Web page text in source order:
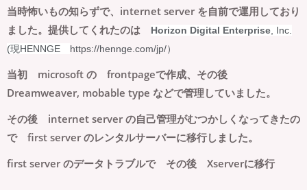
当時怖いもの知らずで、internet server を自前で運用しており
ました。提供してくれたのは
Horizon Digital Enterprise , Inc.
(現HENNGE https://hennge.com/jp/）
当初 microsoft の frontpageで作成、その後
Dreamweaver, mobable type などで管理していました。
その後 internet server の自己管理がむつかしくなってきたの
で first server のレンタルサーバーに移行しました。
first server のデータトラブルで その後 Xserverに移行